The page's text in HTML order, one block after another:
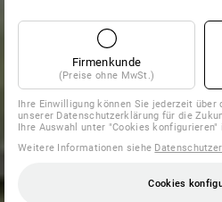
Firmenkunde
(Preise ohne MwSt.)
Ihre Einwilligung können Sie jederzeit über
unserer Datenschutzerklärung für die
Ihre Auswahl unter "Cookies
Weitere Informationen siehe
Cookies